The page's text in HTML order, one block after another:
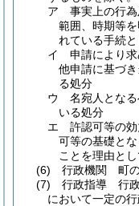
ア
事実上の行
範囲、時期等
れている手続
イ
申請により
他申請に基づ
る処分
ウ
名宛人とな
いる処分
エ
許認可等の
可等の基礎と
ことを理由と
(6)
行政機関 町
(7)
行政指導 行政
において一定の